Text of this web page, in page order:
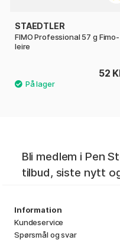
STAEDTLER
FIMO Professional 57 g Fimo-
leire
52
Bli medlem i Pen
tilbud, siste nytt
Information
Kundeservice
Spørsmål og svar